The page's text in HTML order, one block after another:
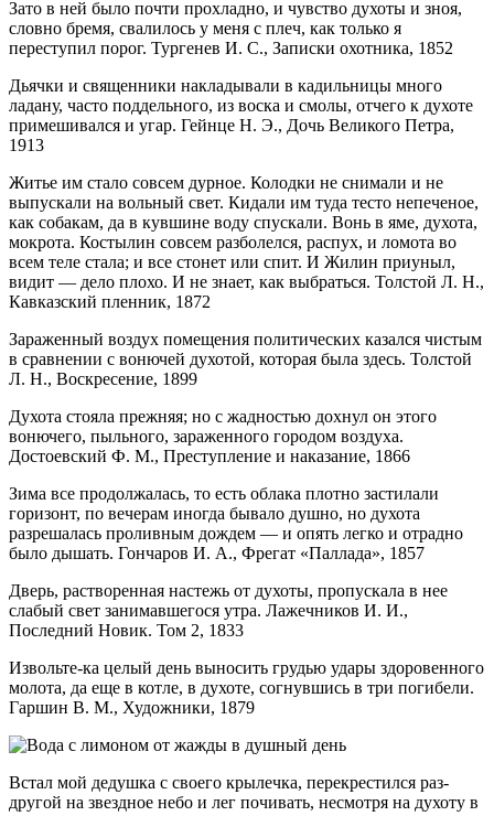
Зато в ней было почти прохладно, и чувство духоты и зноя,
словно бремя, свалилось у меня с плеч, как только я
переступил порог. Тургенев И. С., Записки охотника, 1852
Дьячки и священники накладывали в кадильницы много
ладану, часто поддельного, из воска и смолы, отчего к духоте
примешивался и угар. Гейнце Н. Э., Дочь Великого Петра,
1913
Житье им стало совсем дурное. Колодки не снимали и не
выпускали на вольный свет. Кидали им туда тесто непеченое,
как собакам, да в кувшине воду спускали. Вонь в яме, духота,
мокрота. Костылин совсем разболелся, распух, и ломота во
всем теле стала; и все стонет или спит. И Жилин приуныл,
видит — дело плохо. И не знает, как выбраться. Толстой Л. Н.,
Кавказский пленник, 1872
Зараженный воздух помещения политических казался чистым
в сравнении с вонючей духотой, которая была здесь. Толстой
Л. Н., Воскресение, 1899
Духота стояла прежняя; но с жадностью дохнул он этого
вонючего, пыльного, зараженного городом воздуха.
Достоевский Ф. М., Преступление и наказание, 1866
Зима все продолжалась, то есть облака плотно застилали
горизонт, по вечерам иногда бывало душно, но духота
разрешалась проливным дождем — и опять легко и отрадно
было дышать. Гончаров И. А., Фрегат «Паллада», 1857
Дверь, растворенная настежь от духоты, пропускала в нее
слабый свет занимавшегося утра. Лажечников И. И.,
Последний Новик. Том 2, 1833
Извольте-ка целый день выносить грудью удары здоровенного
молота, да еще в котле, в духоте, согнувшись в три погибели.
Гаршин В. М., Художники, 1879
Встал мой дедушка с своего крылечка, перекрестился раз-
другой на звездное небо и лег почивать, несмотря на духоту в